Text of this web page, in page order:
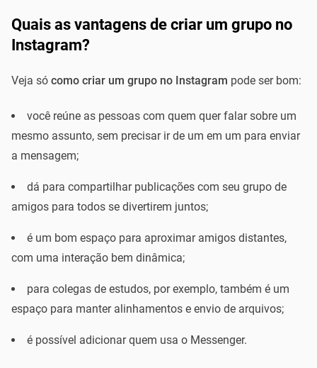
Quais as vantagens de criar um grupo no
Instagram?
Veja só como criar um grupo no Instagram pode ser bom:
você reúne as pessoas com quem quer falar sobre um
mesmo assunto, sem precisar ir de um em um para enviar
a mensagem;
dá para compartilhar publicações com seu grupo de
amigos para todos se divertirem juntos;
é um bom espaço para aproximar amigos distantes,
com uma interação bem dinâmica;
para colegas de estudos, por exemplo, também é um
espaço para manter alinhamentos e envio de arquivos;
é possível adicionar quem usa o Messenger.